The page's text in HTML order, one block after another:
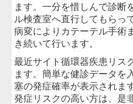
過換気症候群
ます。一分を惜しんで診断
ル検査室へ直行してもらっ
病変によりカテーテル手術
き続いて行います。
最近サイト循環器疾患リス
ます。簡単な健診データを
塞の発症確率が表示されます
発症リスクの高い方は、是